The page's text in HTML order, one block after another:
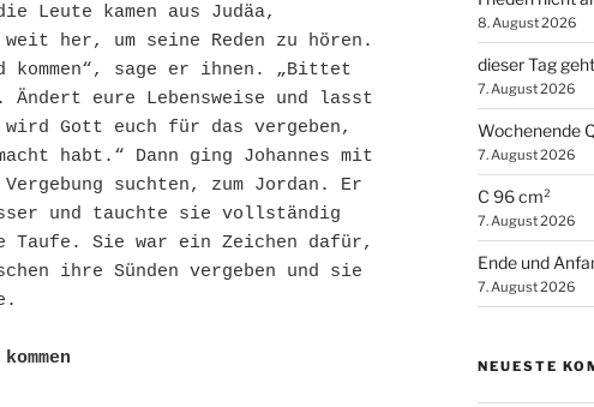
Leute kamen aus Judäa,
weit her, um seine Reden zu hören.
kommen“, sage er ihnen. „Bittet
Ändert eure Lebensweise und lasst
wird Gott euch für das vergeben,
habt.“ Dann ging Johannes mit
suchten, zum Jordan. Er
und tauchte sie vollständig
Taufe. Sie war ein Zeichen dafür,
ihre Sünden vergeben und sie
8. August 2026
dieser Tag
7. August 2026
Wochenende
7. August 2026
C 96 cm²
7. August 2026
Ende und
7. August 2026
NEUESTE